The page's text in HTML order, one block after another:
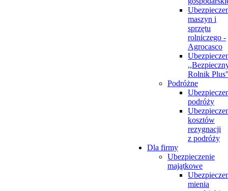
maszyn i
sprzętu
rolniczego -
Agrocasco
Rolnik
Podróżne
podróży
kosztów
rezygnacji
z podróży
Dla firmy
Ubezpieczenie
majątkowe
mienia